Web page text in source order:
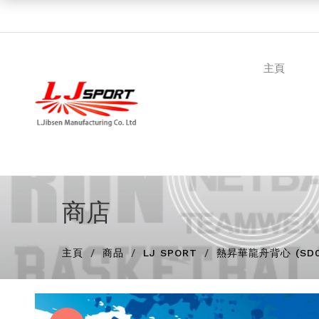
主頁
商店
主頁 商品 LJ SPORT 熱昇華龍舟背心